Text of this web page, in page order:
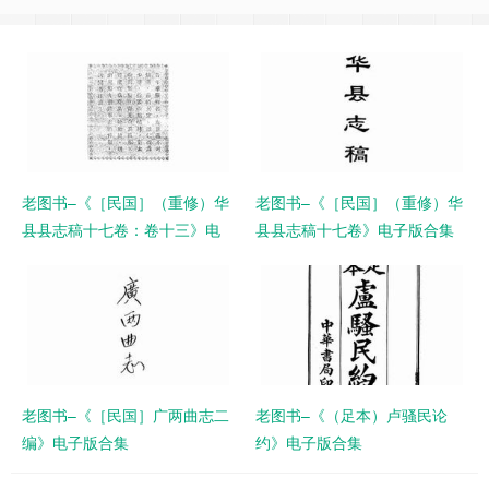
老图书–《［民国］（重修）华
县县志稿十七卷：卷十三》电
老图书–《［民国］（重修）华
县县志稿十七卷》电子版合集
老图书–《［民国］广两曲志二
编》电子版合集
老图书–《（足本）卢骚民论
约》电子版合集